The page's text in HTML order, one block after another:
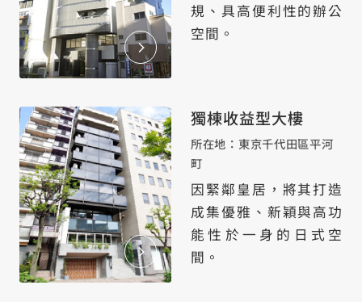
規、具高便利性的辦公
空間。
獨棟收益型大樓
所在地：東京千代田區平河
町
因緊鄰皇居，將其打造
成集優雅、新穎與高功
能性於一身的日式空
間。